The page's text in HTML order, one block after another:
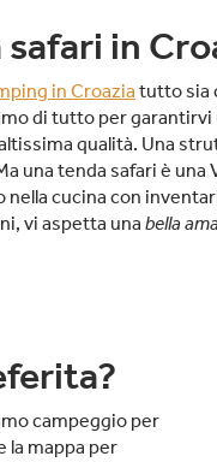
in
in Croazia tutto sia
di tutto per garantirvi
qualità. Una
una tenda safari è una
nella cucina con
vi aspetta una bella
campeggio per
la mappa per